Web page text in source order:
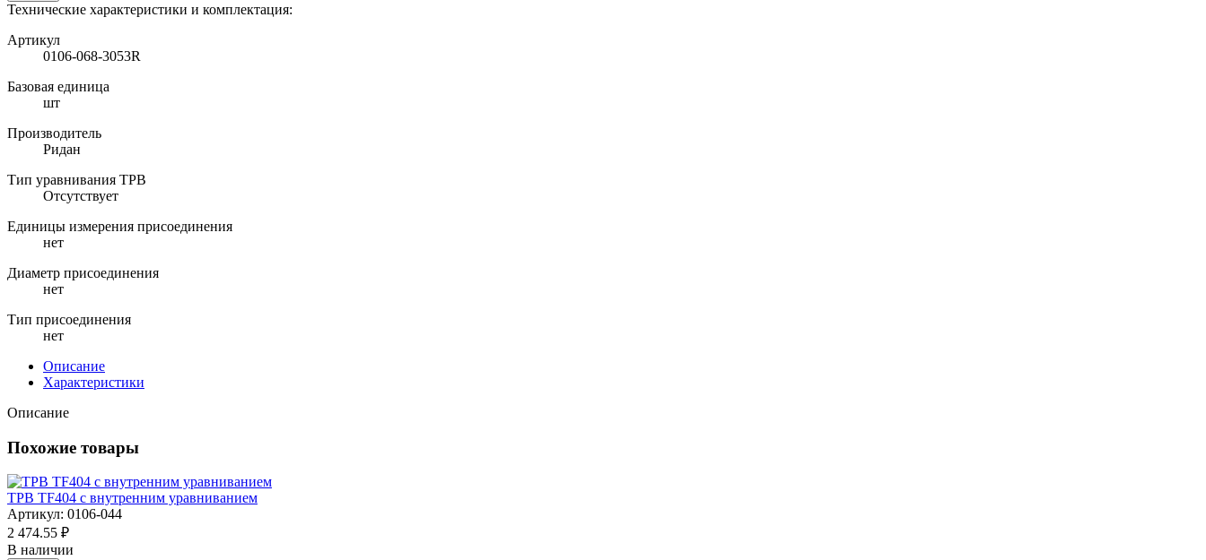
Технические характеристики и комплектация:
Артикул
0106-068-3053R
Базовая единица
шт
Производитель
Ридан
Тип уравнивания ТРВ
Отсутствует
Единицы измерения присоединения
нет
Диаметр присоединения
нет
Тип присоединения
нет
Описание
Характеристики
Описание
Похожие товары
ТРВ TF404 с внутренним уравниванием
Артикул: 0106-044
2 474.55 ₽
В наличии